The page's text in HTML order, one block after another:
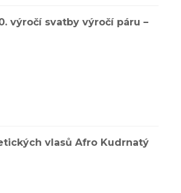
výročí svatby výročí páru –
vlasů Afro Kudrnatý